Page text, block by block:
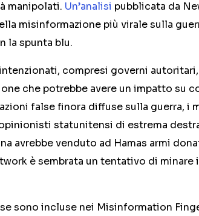
manipolati. Un’analisi pubblicata da
misinformazione più virale sulla
la spunta blu.
compresi governi
che potrebbe avere un impatto su
false finora diffuse sulla guerra, i
statunitensi di estrema
avrebbe venduto ad Hamas armi
è sembrata un tentativo di
sono incluse nei Misinformation